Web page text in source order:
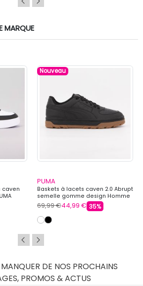
MARQUE
caven
Nouveau
PUMA
Baskets à lacets caven 2.0 Abrupt
semelle gomme design Homme
PUMA
69,99 €44,99 € 35%
DE NOS PROCHAINS
PROMOS & ACTUS